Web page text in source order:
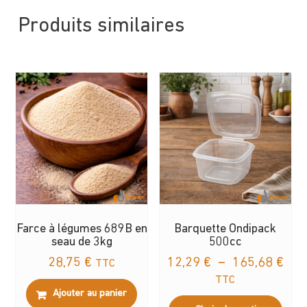
Produits similaires
Farce à légumes 689B en
seau de 3kg
28,75 € TTC
Ajouter au panier
Barquette Ondipack
500cc
12,29 € – 165,68 €
TTC
Ce